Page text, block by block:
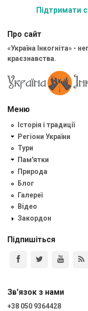
Підтримати
Про сайт
«Україна Інкогніта» -
краєзнавства.
Меню
Історія і традиції
Регіони України
Тури
Пам'ятки
Природа
Блог
Галереї
Відео
Закордон
Підпишіться
Зв'язок з нами
+38 050 9364428